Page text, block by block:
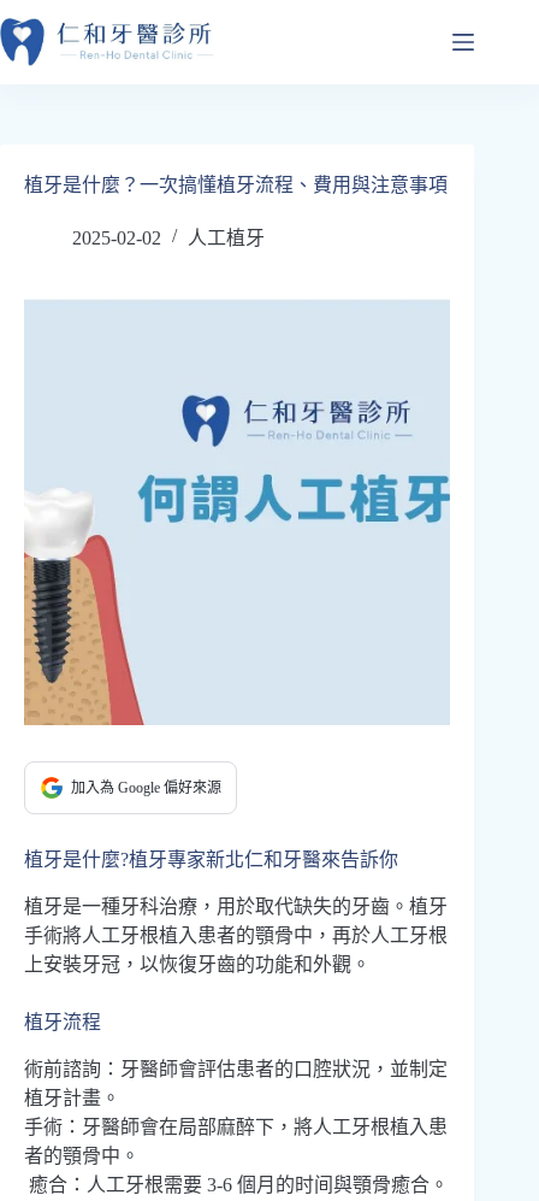
跳
至
植牙是什麼？一次搞懂植牙流程、費用與注意事項
2025-02-02 人工植牙
加入為 Google 偏好來源
植牙是什麼?植牙專家新北仁和牙醫來告訴你
植牙是一種牙科治療，用於取代缺失的牙齒。植牙
手術將人工牙根植入患者的顎骨中，再於人工牙根
上安裝牙冠，以恢復牙齒的功能和外觀。
植牙流程
術前諮詢：牙醫師會評估患者的口腔狀況，並制定
植牙計畫。
手術：牙醫師會在局部麻醉下，將人工牙根植入患
者的顎骨中。
癒合：人工牙根需要 3-6 個月的时间與顎骨癒合。